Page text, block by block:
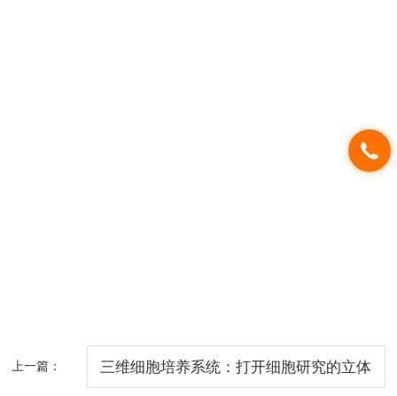
上一篇： 三维细胞培养系统：打开细胞研究的立体